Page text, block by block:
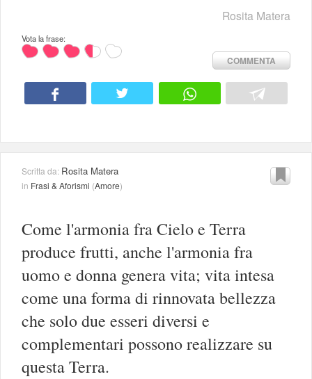
Rosita Matera
Vota la frase:
COMMENTA
Scritta da: Rosita Matera
in Frasi & Aforismi (Amore)
Come l'armonia fra Cielo e Terra
produce frutti, anche l'armonia fra
uomo e donna genera vita; vita intesa
come una forma di rinnovata bellezza
che solo due esseri diversi e
complementari possono realizzare su
questa Terra.